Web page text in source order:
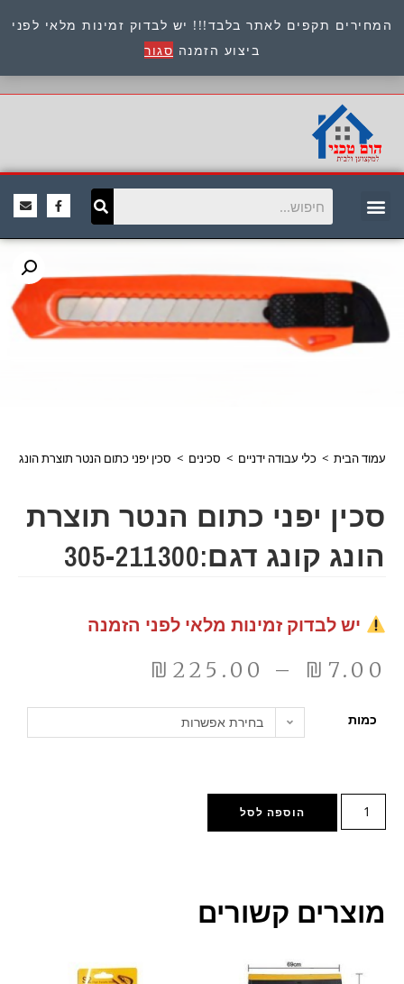
המחירים תקפים לאתר בלבד!!! יש לבדוק זמינות מלאי לפני
ביצוע הזמנה סגור
כתובת : היוזמים 9 אור יהודה שירות לקוחות 054-
8945722
עמוד הבית > כלי עבודה ידניים > סכינים > סכין יפני כתום הנטר תוצרת הונג קונג
סכין יפני כתום הנטר תוצרת
הונג קונג דגם:305-211300
יש לבדוק זמינות מלאי לפני הזמנה
₪ 7.00
–
₪225.00
כמות בחירת אפשרות
הוספה לסל
מוצרים קשורים